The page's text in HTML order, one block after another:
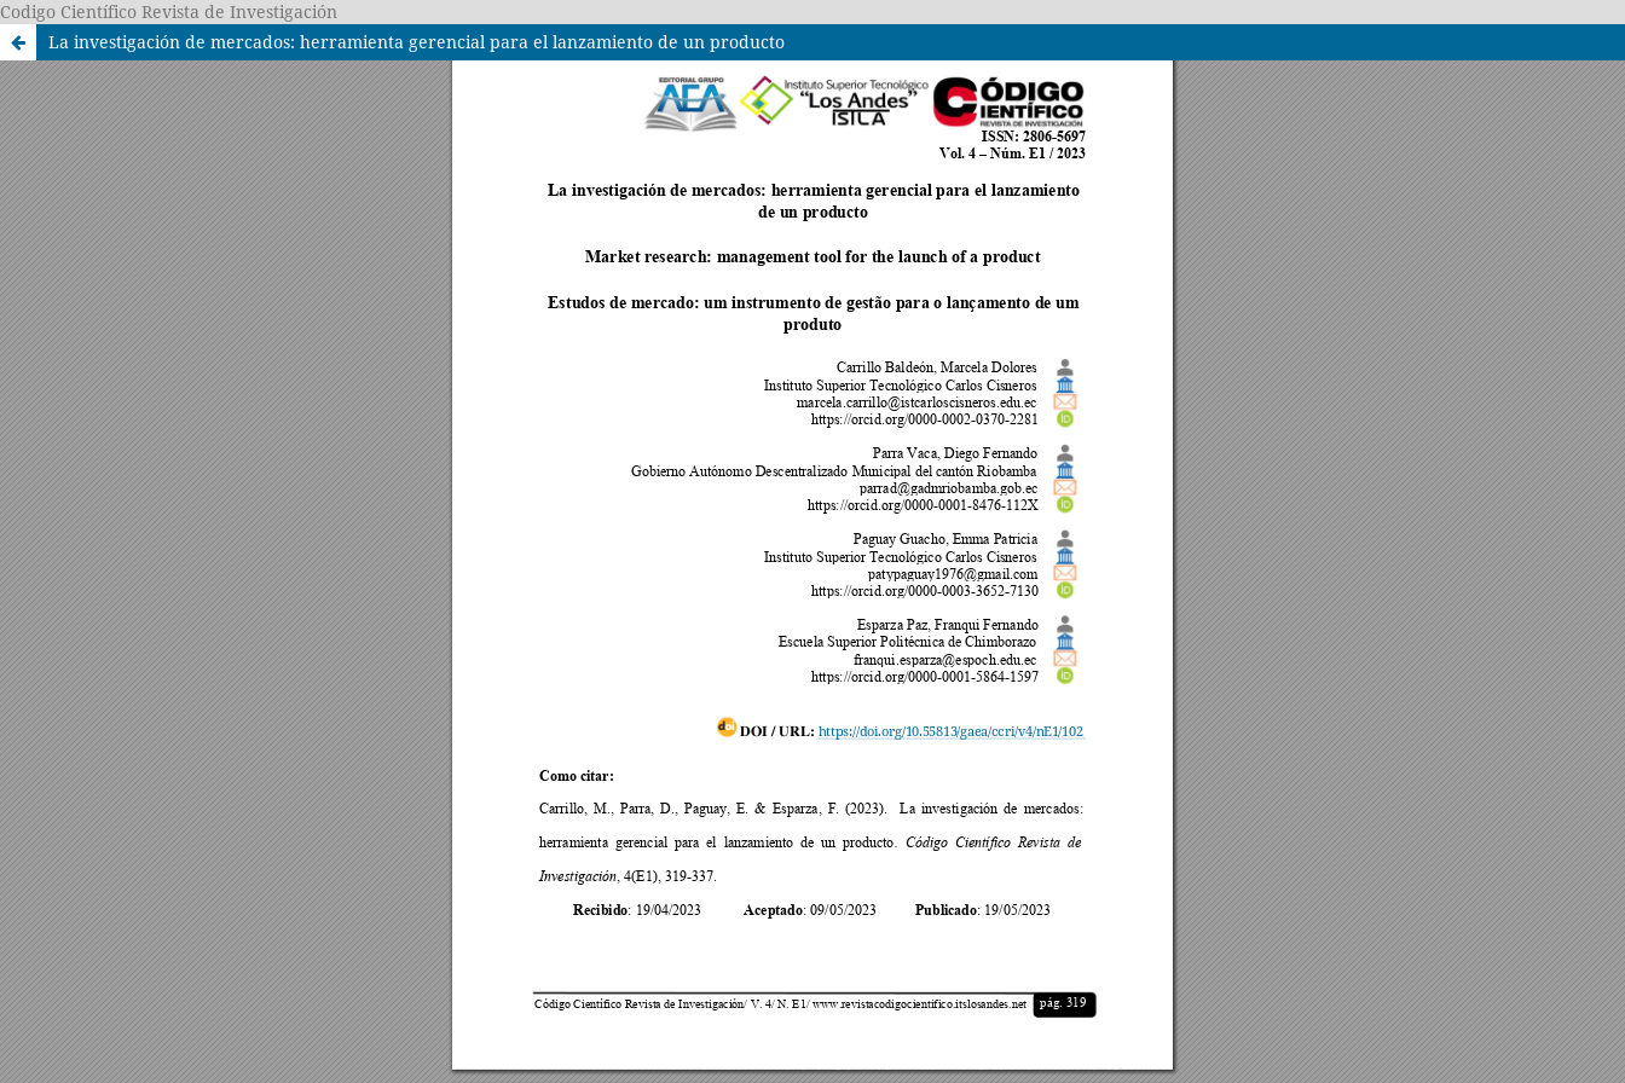
Codigo Científico Revista de Investigación
La investigación de mercados: herramienta gerencial para el lanzamiento de un producto